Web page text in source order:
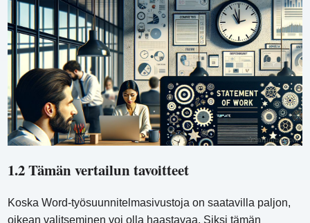
1.2 Tämän vertailun tavoitteet
Koska Word-työsuunnitelmasivustoja on saatavilla paljon,
oikean valitseminen voi olla haastavaa. Siksi tämän